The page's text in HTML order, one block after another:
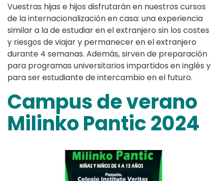
Vuestras hijas e hijos disfrutarán en nuestros cursos
de la internacionalización en casa: una experiencia
similar a la de estudiar en el extranjero sin los costes
y riesgos de viajar y permanecer en el extranjero
durante 4 semanas. Además, sirven de preparación
para programas universitarios impartidos en inglés y
para ser estudiante de intercambio en el futuro.
Campus de verano
Milinko Pantic 2024